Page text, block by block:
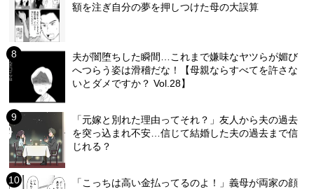
額を注ぎ自分の夢を押しつけた母の大誤算
夫が闇堕ちした瞬間…これまで嫌味なヤツらが媚び
へつらう姿は滑稽だな！【母親ならすべてを許さな
いとダメですか？ Vol.28】
「元嫁と別れた理由ってそれ？」友人から夫の過去
を突っ込まれ不安…信じて結婚した夫の過去まで信
じれる？
「こっちは高い金払ってるのよ！」義母が両家の顔